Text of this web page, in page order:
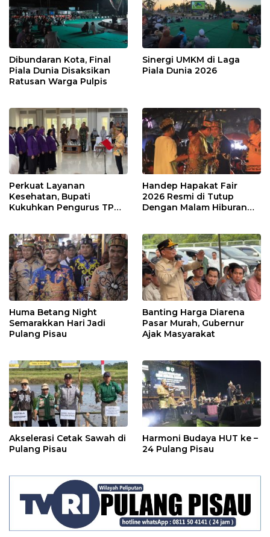
Dibundaran Kota, Final
Piala Dunia Disaksikan
Ratusan Warga Pulpis
Sinergi UMKM di Laga
Piala Dunia 2026
Perkuat Layanan
Kesehatan, Bupati
Kukuhkan Pengurus TP
Handep Hapakat Fair
2026 Resmi di Tutup
Dengan Malam Hiburan
Huma Betang Night
Semarakkan Hari Jadi
Pulang Pisau
Banting Harga Diarena
Pasar Murah, Gubernur
Ajak Masyarakat
Akselerasi Cetak Sawah di
Pulang Pisau
Harmoni Budaya HUT ke –
24 Pulang Pisau